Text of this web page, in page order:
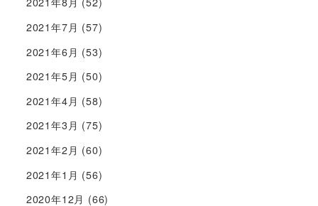
2021年7月 (57)
2021年6月 (53)
2021年5月 (50)
2021年4月 (58)
2021年3月 (75)
2021年2月 (60)
2021年1月 (56)
2020年12月 (66)